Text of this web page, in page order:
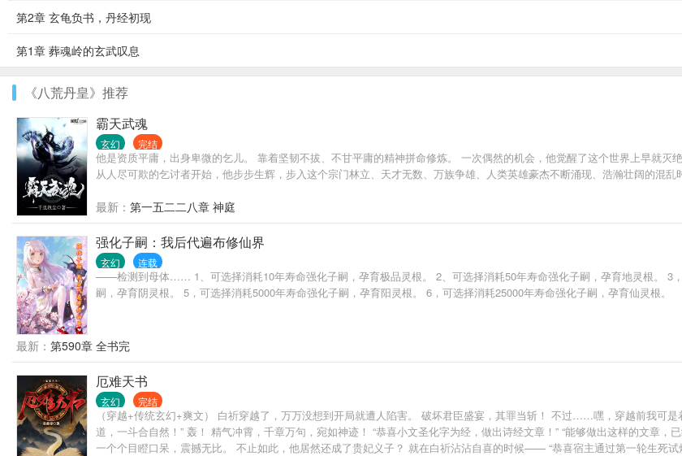
第2章 玄龟负书，丹经初现
第1章 葬魂岭的玄武叹息
《八荒丹皇》推荐
霸天武魂
玄幻 完结
他是资质平庸，出身卑微的乞儿。 靠着坚韧不拔、不甘平庸的精神拼命修炼。 一次偶然的机会，他觉醒了这个世界上早就灭
从人尽可欺的乞讨者开始，他步步生辉，步入这个宗门林立、天才无数、万族争雄、人类英雄豪杰不断涌现、浩瀚壮阔的混乱
最新： 第一五二二八章 神庭
强化子嗣：我后代遍布修仙界
玄幻 连载
——检测到母体…… 1、可选择消耗10年寿命强化子嗣，孕育极品灵根。 2、可选择消耗50年寿命强化子嗣，孕育地灵根。 3
嗣，孕育阴灵根。 5，可选择消耗5000年寿命强化子嗣，孕育阳灵根。 6，可选择消耗25000年寿命强化子嗣，孕育仙灵根。
最新： 第590章 全书完
厄难天书
玄幻 完结
（穿越+传统玄幻+爽文） 白祈穿越了，万万没想到开局就遭人陷害。 破坏君臣盛宴，其罪当斩！ 不过……嘿，穿越前我可
道，一斗合自然！” 轰！ 精气冲霄，千章万句，宛如神迹！ “恭喜小文圣化字为经，做出诗经文章！” “能够做出这样的文章
一个个目瞪口呆，震撼无比。 不止如此，他居然还成了贵妃义子？ 就在白祈沾沾自喜的时候—— “恭喜宿主通过第一轮生死